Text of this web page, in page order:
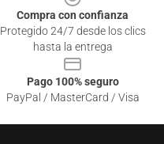
Compra con confianza
Protegido 24/7 desde los clics
hasta la entrega
Pago 100% seguro
PayPal / MasterCard / Visa